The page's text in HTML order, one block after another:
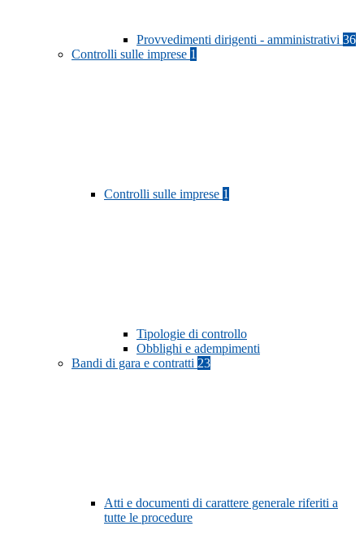
Provvedimenti dirigenti - amministrativi 36
Controlli sulle imprese 1
Controlli sulle imprese 1
Tipologie di controllo
Obblighi e adempimenti
Bandi di gara e contratti 23
Atti e documenti di carattere generale riferiti a
tutte le procedure